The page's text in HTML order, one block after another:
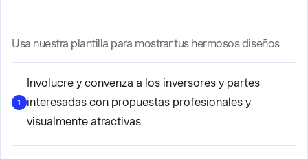
Usa nuestra plantilla para mostrar tus hermosos diseños
1
Involucre y convenza a los inversores y partes
interesadas con propuestas profesionales y
visualmente atractivas